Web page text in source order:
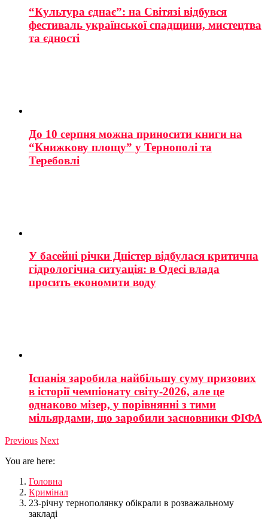
“Культура єднає”: на Світязі відбувся
фестиваль української спадщини, мистецтва
та єдності
До 10 серпня можна приносити книги на
“Книжкову площу” у Тернополі та
Теребовлі
У басейні річки Дністер відбулася критична
гідрологічна ситуація: в Одесі влада
просить економити воду
Іспанія заробила найбільшу суму призових
в історії чемпіонату світу-2026, але це
однаково мізер, у порівнянні з тими
мільярдами, що заробили засновники ФІФА
Previous Next
You are here:
Головна
Кримінал
23-річну тернополянку обікрали в розважальному
закладі